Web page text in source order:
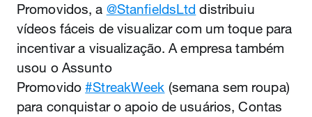
Promovidos, a @StanfieldsLtd distribuiu
vídeos fáceis de visualizar com um toque para
incentivar a visualização. A empresa também
usou o Assunto
Promovido#StreakWeek (semana sem roupa)
para conquistar o apoio de usuários, Contas